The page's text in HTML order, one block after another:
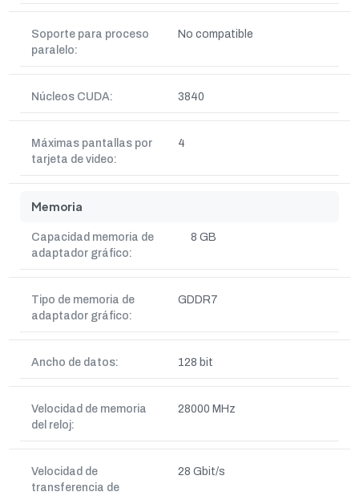
Soporte para proceso
paralelo:
No compatible
Núcleos CUDA: 3840
Máximas pantallas por
tarjeta de video:
4
Memoria
Capacidad memoria de
adaptador gráfico:
8 GB
Tipo de memoria de
adaptador gráfico:
GDDR7
Ancho de datos: 128 bit
Velocidad de memoria
del reloj:
28000 MHz
Velocidad de
transferencia de
28 Gbit/s